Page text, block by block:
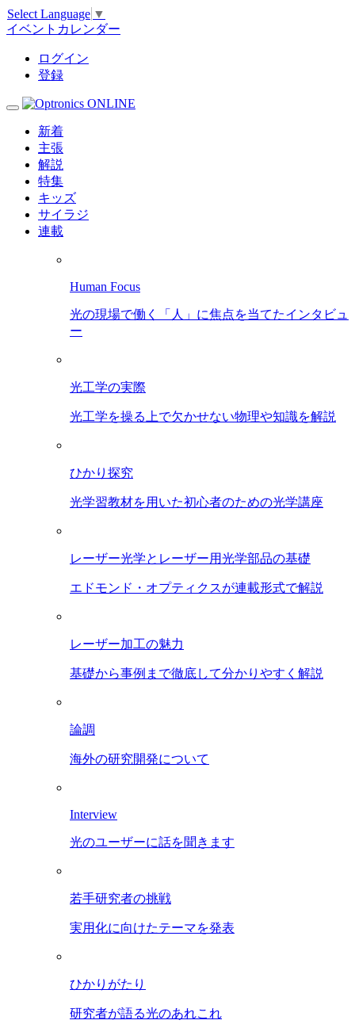
Select Language ▼
イベントカレンダー
ログイン
登録
新着
主張
解説
特集
キッズ
サイラジ
連載
Human Focus
光の現場で働く「人」に焦点を当てたインタビュ
ー
光工学の実際
光工学を操る上で欠かせない物理や知識を解説
ひかり探究
光学習教材を用いた初心者のための光学講座
レーザー光学とレーザー用光学部品の基礎
エドモンド・オプティクスが連載形式で解説
レーザー加工の魅力
基礎から事例まで徹底して分かりやすく解説
論調
海外の研究開発について
Interview
光のユーザーに話を聞きます
若手研究者の挑戦
実用化に向けたテーマを発表
ひかりがたり
研究者が語る光のあれこれ